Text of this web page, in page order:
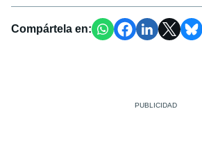
Compártela en: